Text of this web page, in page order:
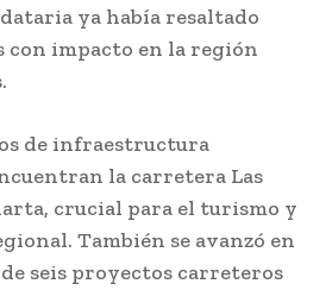
ya había resaltado
con impacto en la región
de infraestructura
la carretera Las
crucial para el turismo y
También se avanzó en
seis proyectos carreteros